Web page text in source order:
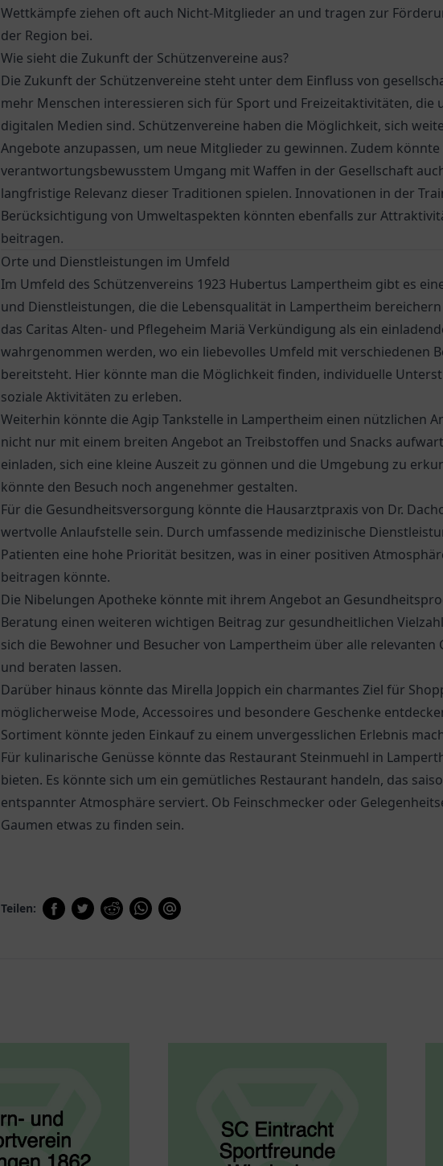
Wettkämpfe ziehen oft auch Nicht-Mitglieder an und tragen zur
der Region bei.
Wie sieht die Zukunft der Schützenvereine aus?
Die Zukunft der Schützenvereine steht unter dem Einfluss von
mehr Menschen interessieren sich für Sport und Freizeitaktivitäten, die
digitalen Medien sind. Schützenvereine haben die Möglichkeit, sich
Angebote anzupassen, um neue Mitglieder zu gewinnen. Zudem
verantwortungsbewusstem Umgang mit Waffen in der Gesellschaft
langfristige Relevanz dieser Traditionen spielen. Innovationen in der
Berücksichtigung von Umweltaspekten könnten ebenfalls zur
beitragen.
Orte und Dienstleistungen im Umfeld
Im Umfeld des Schützenvereins 1923 Hubertus Lampertheim gibt es
und Dienstleistungen, die die Lebensqualität in Lampertheim
das Caritas Alten- und Pflegeheim Mariä Verkündigung als ein
wahrgenommen werden, wo ein liebevolles Umfeld mit verschiedenen
bereitsteht. Hier könnte man die Möglichkeit finden, individuelle
soziale Aktivitäten zu erleben.
Weiterhin könnte die Agip Tankstelle in Lampertheim einen nützlichen
nicht nur mit einem breiten Angebot an Treibstoffen und Snacks
einladen, sich eine kleine Auszeit zu gönnen und die Umgebung zu
könnte den Besuch noch angenehmer gestalten.
Für die Gesundheitsversorgung könnte die Hausarztpraxis von Dr.
wertvolle Anlaufstelle sein. Durch umfassende medizinische
Patienten eine hohe Priorität besitzen, was in einer positiven
beitragen könnte.
Die Nibelungen Apotheke könnte mit ihrem Angebot an
Beratung einen weiteren wichtigen Beitrag zur gesundheitlichen
sich die Bewohner und Besucher von Lampertheim über alle
und beraten lassen.
Darüber hinaus könnte das Mirella Joppich ein charmantes Ziel für
möglicherweise Mode, Accessoires und besondere Geschenke
Sortiment könnte jeden Einkauf zu einem unvergesslichen Erlebnis
Für kulinarische Genüsse könnte das Restaurant Steinmuehl in
bieten. Es könnte sich um ein gemütliches Restaurant handeln, das
entspannter Atmosphäre serviert. Ob Feinschmecker oder
Gaumen etwas zu finden sein.
Teilen: